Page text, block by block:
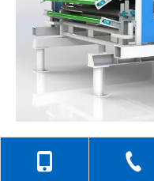
11/ 28/ 2022